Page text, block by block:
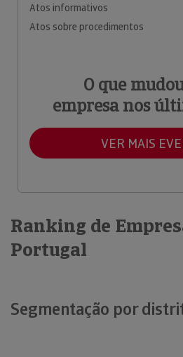
Atos informativos
Atos sobre procedimentos
O que
empresa nos
VER MAIS
Ranking de
Portugal
Segmentação por